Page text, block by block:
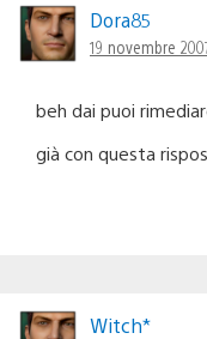
Dora85
19 novembre
beh dai puoi
già con questa
Witch*